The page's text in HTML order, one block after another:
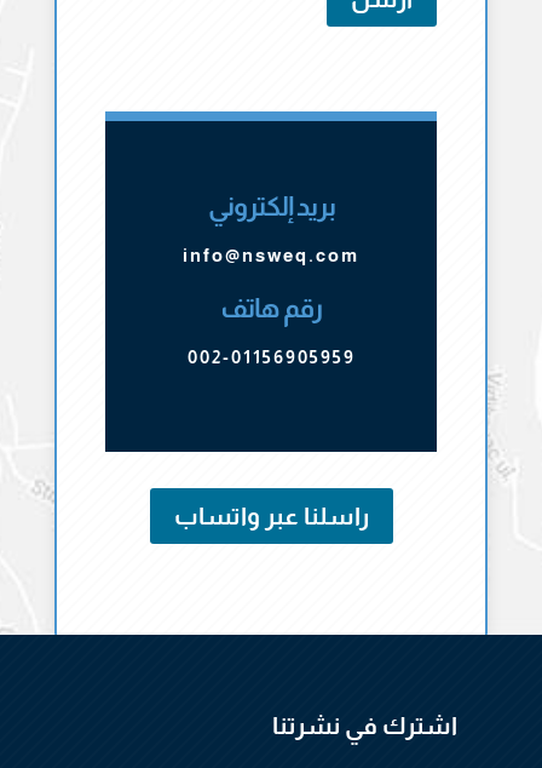
بريد إلكتروني
info@nsweq.com
رقم هاتف
002-01156905959
راسلنا عبر واتساب
اشترك في نشرتنا